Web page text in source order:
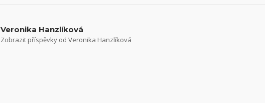
Veronika Hanzlíková
Zobrazit příspěvky od Veronika Hanzlíková